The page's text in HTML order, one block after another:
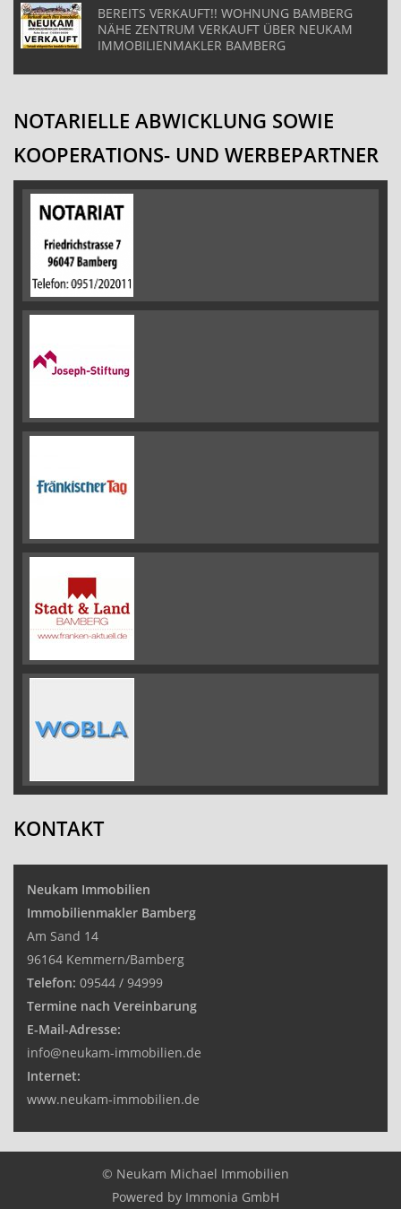
BEREITS VERKAUFT!! WOHNUNG BAMBERG
NÄHE ZENTRUM VERKAUFT ÜBER NEUKAM
IMMOBILIENMAKLER BAMBERG
NOTARIELLE ABWICKLUNG SOWIE
KOOPERATIONS- UND WERBEPARTNER
KONTAKT
Neukam Immobilien
Immobilienmakler Bamberg
Am Sand 14
96164 Kemmern/Bamberg
Telefon: 09544 / 94999
Termine nach Vereinbarung
E-Mail-Adresse:
info@neukam-immobilien.de
Internet:
www.neukam-immobilien.de
© Neukam Michael Immobilien
Powered by Immonia GmbH